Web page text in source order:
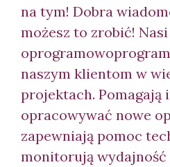
na tym! Dobra
możesz to zrobić!
oprogramow
naszym klientom w
projektach.
opracowywać nowe
zapewniają pomoc
monitorują